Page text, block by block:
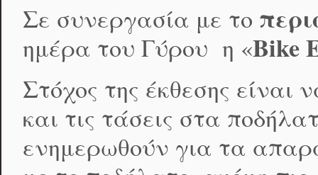
Σε συνεργασία με το
ημέρα του Γύρου η «Bike
Στόχος της έκθεσης είναι
και τις τάσεις στα
ενημερωθούν για τα